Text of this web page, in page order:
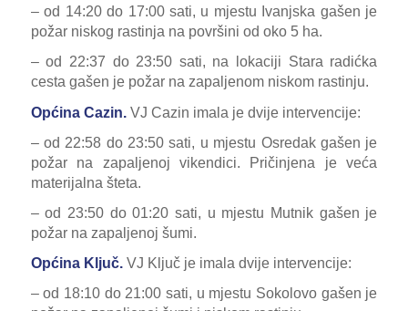
– od 14:20 do 17:00 sati, u mjestu Ivanjska gašen je
požar niskog rastinja na površini od oko 5 ha.
– od 22:37 do 23:50 sati, na lokaciji Stara radićka
cesta gašen je požar na zapaljenom niskom rastinju.
Općina Cazin.VJ Cazin imala je dvije intervencije:
– od 22:58 do 23:50 sati, u mjestu Osredak gašen je
požar na zapaljenoj vikendici. Pričinjena je veća
materijalna šteta.
– od 23:50 do 01:20 sati, u mjestu Mutnik gašen je
požar na zapaljenoj šumi.
Općina Ključ.VJ Ključ je imala dvije intervencije:
– od 18:10 do 21:00 sati, u mjestu Sokolovo gašen je